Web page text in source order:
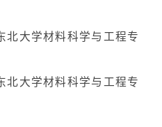
大学材料科学与工程专
大学材料科学与工程专